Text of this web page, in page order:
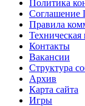
Политика
Соглашение
Правила
Контакты
Вакансии
Структура
Архив
Карта сайта
Игры